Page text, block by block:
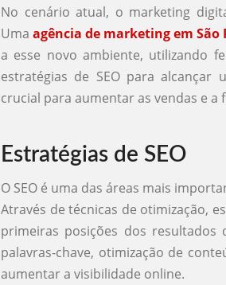
No cenário atual, o marketing
Umaagência de marketing em São
a esse novo ambiente, utilizando
estratégias de SEO para
crucial para aumentar as vendas e a
Estratégias de SEO
O SEO é uma das áreas mais
Através de técnicas de otimização,
primeiras posições dos resultados
palavras-chave, otimização de
aumentar a visibilidade online.